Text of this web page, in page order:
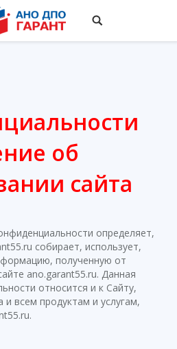
об
сайта
определяет,
собирает, использует,
полученную от
ano.garant55.ru. Данная
относится и к Сайту,
всем продуктам и услугам,